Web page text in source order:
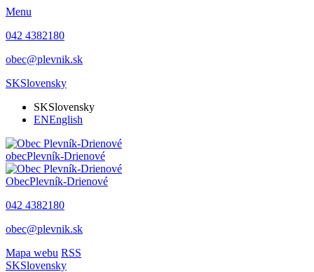
Menu
042 4382180
obec@plevnik.sk
SKSlovensky
SKSlovensky
ENEnglish
obecPlevník-Drienové
ObecPlevník-Drienové
042 4382180
obec@plevnik.sk
Mapa webu RSS
SKSlovensky